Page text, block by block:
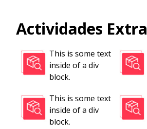
Actividades Extra
This is some text
inside of a div
block.
This is some text
inside of a div
block.